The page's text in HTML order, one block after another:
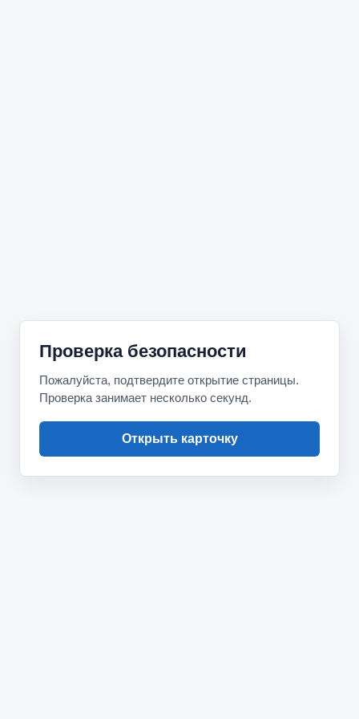
Проверка безопасности
Пожалуйста, подтвердите открытие страницы.
Проверка занимает несколько секунд.
Открыть карточку